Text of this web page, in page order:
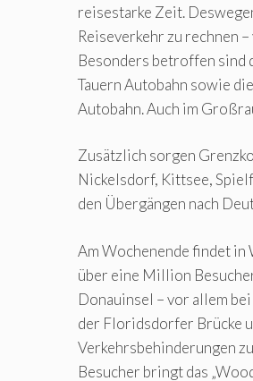
reisestarke Zeit.
Reiseverkehr zu rechnen
Besonders betroffen sind
Tauern Autobahn sowie
Autobahn. Auch im
Zusätzlich sorgen
Nickelsdorf, Kittsee,
den Übergängen nach
Am Wochenende findet in
über eine Million
Donauinsel – vor allem
der Floridsdorfer Brücke
Verkehrsbehinderungen
Besucher bringt das